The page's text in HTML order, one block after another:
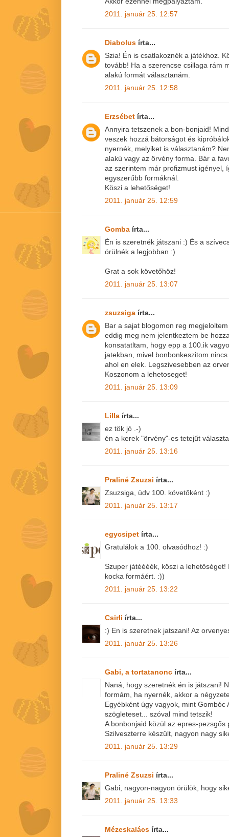
2011. január 25. 12:57
Diabolus írta...
Szia! Én is csatlakoznék a játékhoz.
tovább! Ha a szerencse csillaga rám
alakú formát választanám.
2011. január 25. 12:58
Erzsébet írta...
Annyira tetszenek a bon-bonjaid!
veszek hozzá bátorságot és
nyernék, melyiket is választanám?
alakú vagy az örvény forma. Bár a
az szerintem már profizmust igényel,
egyszerűbb formáknál.
Köszi a lehetőséget!
2011. január 25. 12:59
Gomba írta...
Én is szeretnék játszani :) És a
örülnék a legjobban :)
Grat a sok követőhöz!
2011. január 25. 13:07
zsuzsiga írta...
Bar a sajat blogomon reg
eddig meg nem jelentkeztem be
konsatatltam, hogy epp a 100.ik
jatekban, mivel bonbonkeszitom
ahol en elek. Legszivesebben az
Koszonom a lehetoseget!
2011. január 25. 13:09
Lilla írta...
ez tök jó .-)
én a kerek "örvény"-es tetejűt
2011. január 25. 13:16
Praliné Zsuzsi írta...
Zsuzsiga, üdv 100. követőként :)
2011. január 25. 13:17
egycsipet írta...
Gratulálok a 100. olvasódhoz! :)
Szuper játéééék, köszi a
kocka formáért. :))
2011. január 25. 13:22
Csirli írta...
:) En is szeretnek jatszani! Az
2011. január 25. 13:26
Gabi, a tortatanonc írta...
Naná, hogy szeretnék én is játszani!
formám, ha nyernék, akkor a
Egyébként úgy vagyok, mint
szögleteset... szóval mind tetszik!
A bonbonjaid közül az epres-
Szilveszterre készült, nagyon nagy
2011. január 25. 13:29
Praliné Zsuzsi írta...
Gabi, nagyon-nagyon örülök, hogy
2011. január 25. 13:33
Mézeskalács írta...